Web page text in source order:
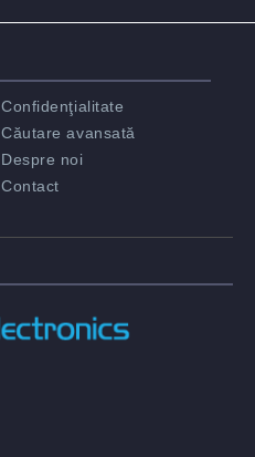
Confidenţialitate
Căutare avansată
Despre noi
Contact